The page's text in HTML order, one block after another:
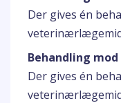
Der gives én
Behandling
Der gives én